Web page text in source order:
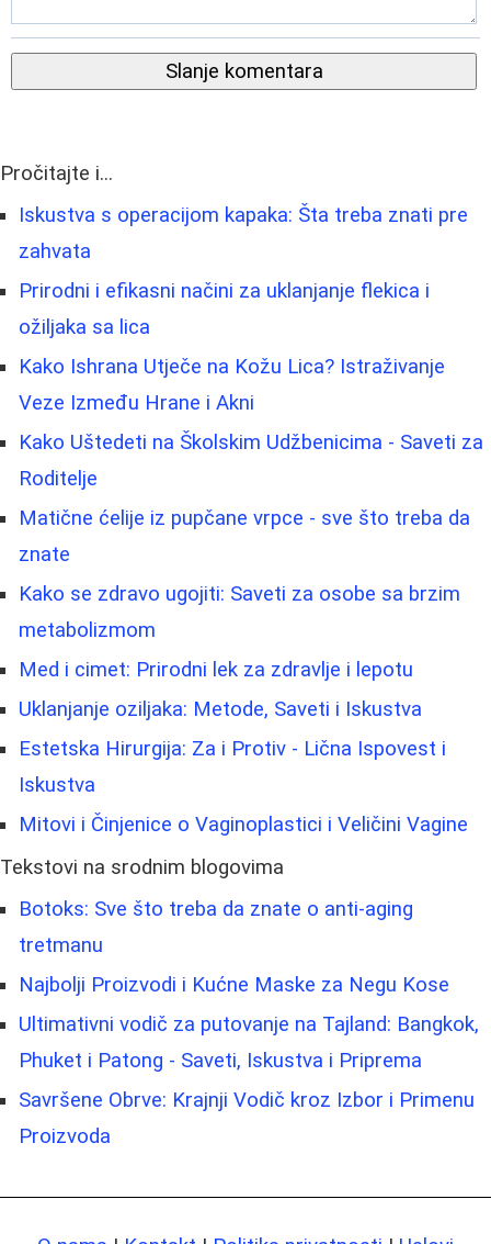
Slanje komentara
Pročitajte i...
Iskustva s operacijom kapaka: Šta treba znati pre
zahvata
Prirodni i efikasni načini za uklanjanje flekica i
ožiljaka sa lica
Kako Ishrana Utječe na Kožu Lica? Istraživanje
Veze Između Hrane i Akni
Kako Uštedeti na Školskim Udžbenicima - Saveti za
Roditelje
Matične ćelije iz pupčane vrpce - sve što treba da
znate
Kako se zdravo ugojiti: Saveti za osobe sa brzim
metabolizmom
Med i cimet: Prirodni lek za zdravlje i lepotu
Uklanjanje oziljaka: Metode, Saveti i Iskustva
Estetska Hirurgija: Za i Protiv - Lična Ispovest i
Iskustva
Mitovi i Činjenice o Vaginoplastici i Veličini Vagine
Tekstovi na srodnim blogovima
Botoks: Sve što treba da znate o anti-aging
tretmanu
Najbolji Proizvodi i Kućne Maske za Negu Kose
Ultimativni vodič za putovanje na Tajland: Bangkok,
Phuket i Patong - Saveti, Iskustva i Priprema
Savršene Obrve: Krajnji Vodič kroz Izbor i Primenu
Proizvoda